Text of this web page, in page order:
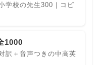
学校の先生300｜コピ
1000
訳＋音声つきの中高英